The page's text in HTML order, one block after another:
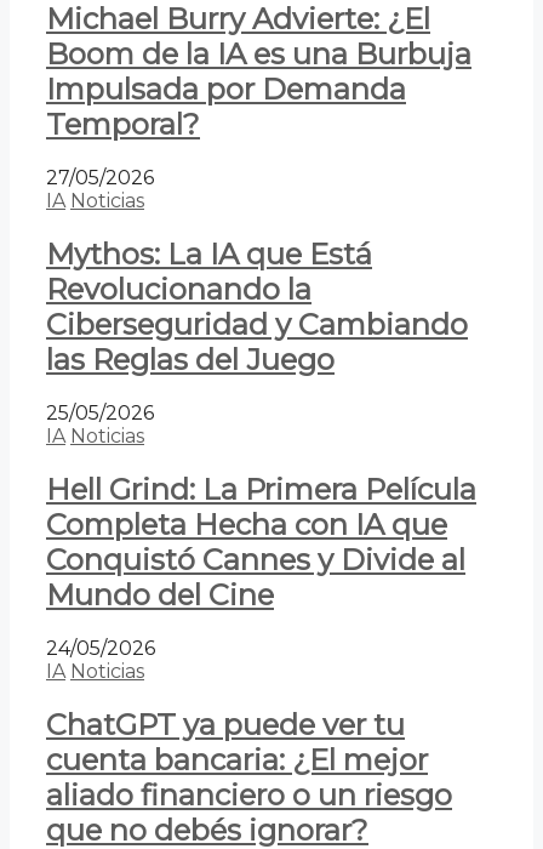
Michael Burry Advierte: ¿El
Boom de la IA es una Burbuja
Impulsada por Demanda
Temporal?
27/05/2026
IA Noticias
Mythos: La IA que Está
Revolucionando la
Ciberseguridad y Cambiando
las Reglas del Juego
25/05/2026
IA Noticias
Hell Grind: La Primera Película
Completa Hecha con IA que
Conquistó Cannes y Divide al
Mundo del Cine
24/05/2026
IA Noticias
ChatGPT ya puede ver tu
cuenta bancaria: ¿El mejor
aliado financiero o un riesgo
que no debés ignorar?